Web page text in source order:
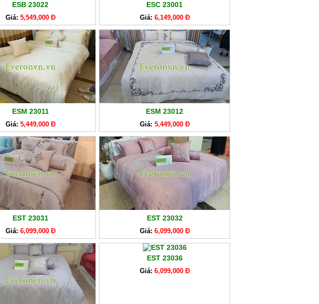
ESB 23022
Giá: 5,549,000 Đ
ESC 23001
Giá: 6,149,000 Đ
ESM 23011
Giá: 5,449,000 Đ
ESM 23012
Giá: 5,449,000 Đ
EST 23031
Giá: 6,099,000 Đ
EST 23032
Giá: 6,099,000 Đ
EST 23036
Giá: 6,099,000 Đ